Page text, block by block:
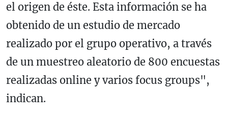
el origen de éste. Esta información se ha
obtenido de un estudio de mercado
realizado por el grupo operativo, a través
de un muestreo aleatorio de 800 encuestas
realizadas online y varios focus groups",
indican.